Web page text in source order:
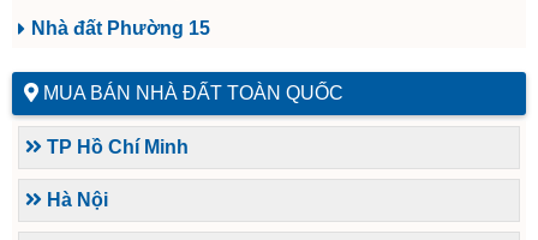
Nhà đất Phường 15
MUA BÁN NHÀ ĐẤT TOÀN QUỐC
TP Hồ Chí Minh
Hà Nội